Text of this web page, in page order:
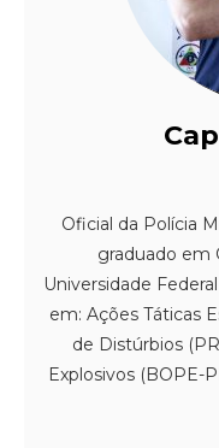
Oficial da Polícia
graduado em
Universidade
em: Ações Táticas
de Distúrbios
Explosivos (BOPE-